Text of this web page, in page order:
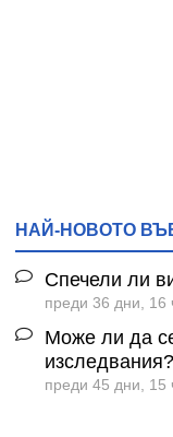
НАЙ-НОВОТО
Спечели ли
преди 36 дни, 16
Може ли да
изследвания?
преди 45 дни, 15